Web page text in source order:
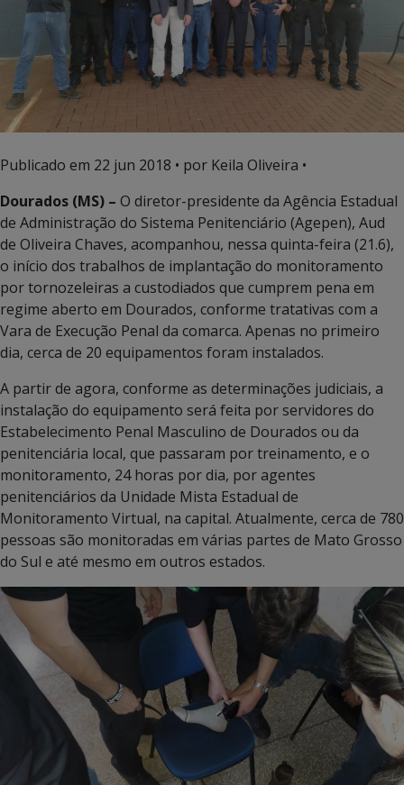
Publicado em 22 jun 2018 • por Keila Oliveira •
Dourados (MS) – O diretor-presidente da Agência Estadual
de Administração do Sistema Penitenciário (Agepen), Aud
de Oliveira Chaves, acompanhou, nessa quinta-feira (21.6),
o início dos trabalhos de implantação do monitoramento
por tornozeleiras a custodiados que cumprem pena em
regime aberto em Dourados, conforme tratativas com a
Vara de Execução Penal da comarca. Apenas no primeiro
dia, cerca de 20 equipamentos foram instalados.
A partir de agora, conforme as determinações judiciais, a
instalação do equipamento será feita por servidores do
Estabelecimento Penal Masculino de Dourados ou da
penitenciária local, que passaram por treinamento, e o
monitoramento, 24 horas por dia, por agentes
penitenciários da Unidade Mista Estadual de
Monitoramento Virtual, na capital. Atualmente, cerca de 780
pessoas são monitoradas em várias partes de Mato Grosso
do Sul e até mesmo em outros estados.